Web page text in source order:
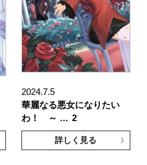
2024.7.5
華麗なる悪女になりたい
わ！ ～ … 2
詳しく見る